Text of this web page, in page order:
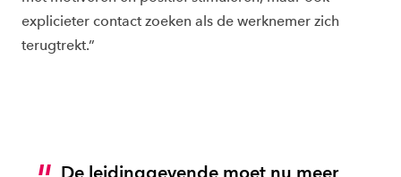
explicieter contact zoeken als de werknemer zich
terugtrekt.”
De leidinggevende moet nu meer